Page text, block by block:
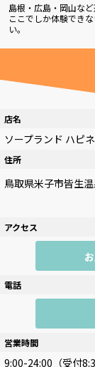
島根・広島・岡山な
ここでしか体験でき
い。
店名
ソープランド ハピ
住所
アクセス
電話
営業時間
9:00-24:00（受付